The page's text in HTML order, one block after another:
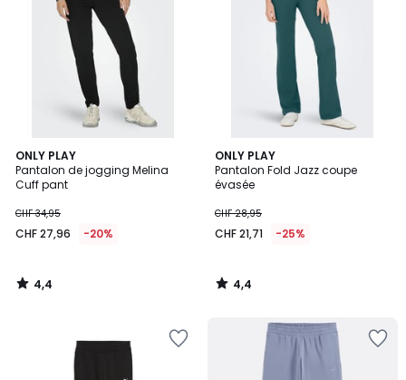
ONLY PLAY
Pantalon de jogging Melina
Cuff pant
CHF 34,95
CHF 27,96 -20%
4,4
/ 5
4,4
/
ONLY PLAY
Pantalon Fold Jazz coupe
évasée
CHF 28,95
CHF 21,71 -25%
4,4
/ 5
4,4
/